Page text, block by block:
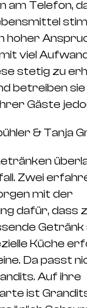
am Telefon,
hoher
viel
stetig zu
betreiben
Gäste
& Tanja
Zwei
mit der
dafür, dass
Küche
Da passt
Auf ihre
ist